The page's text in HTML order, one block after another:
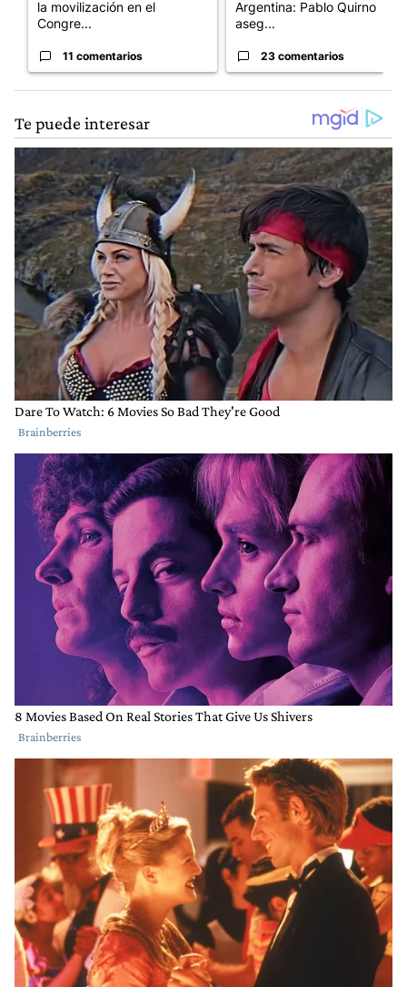
la movilización en el
Congre...
11 comentarios
Argentina: Pablo Quirno
aseg...
23 comentarios